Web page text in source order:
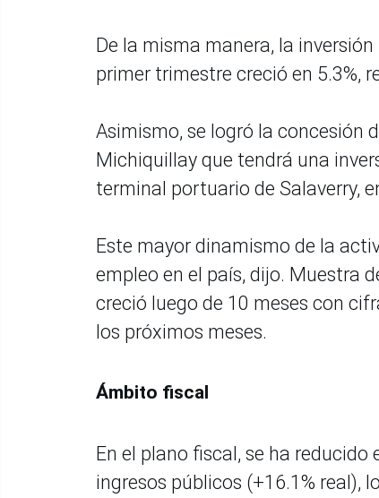
De la misma manera, la
primer trimestre creció en 5.3%,
Asimismo, se logró la concesión
Michiquillay que tendrá una
terminal portuario de Salaverry,
Este mayor dinamismo de la
empleo en el país, dijo. Muestra
creció luego de 10 meses con
los próximos meses.
Ámbito fiscal
En el plano fiscal, se ha
ingresos públicos (+16.1% real),